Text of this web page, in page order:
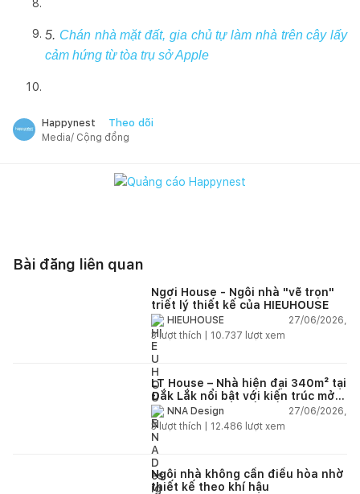
5. Chán nhà mặt đất, gia chủ tự làm nhà trên cây lấy
cảm hứng từ tòa trụ sở Apple
Happynest Theo dõi
Media/ Cộng đồng
Bài đăng liên quan
Ngơi House - Ngôi nhà "vẽ trọn"
triết lý thiết kế của HIEUHOUSE
HIEUHOUSE
27/06/2026,
3lượt thích | 10.737 lượt xem
LT House – Nhà hiện đại 340m² tại
Đắk Lắk nổi bật với kiến trúc mở
và hệ sân vườn kết nối thiên
nhiên
NNA Design
27/06/2026,
3lượt thích | 12.486 lượt xem
Ngôi nhà không cần điều hòa nhờ
thiết kế theo khí hậu